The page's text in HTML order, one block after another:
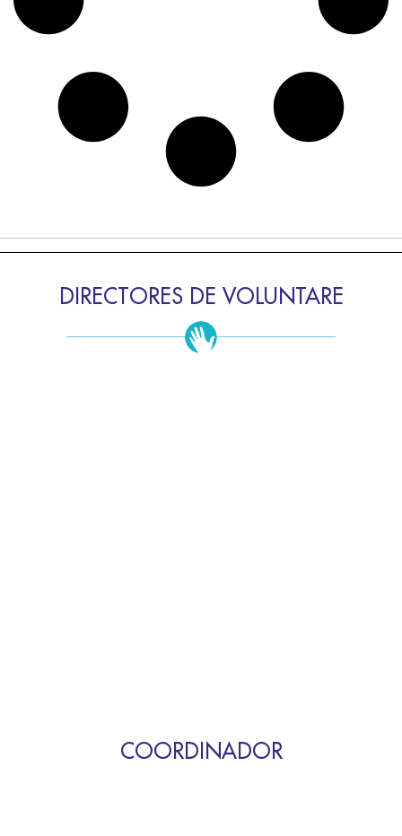
DIRECTORES DE VOLUNTARE
COORDINADOR